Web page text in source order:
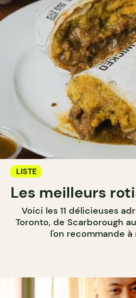
LISTE
Les meilleurs
Voici les 11 délicieuses
Toronto, de Scarborough
l'on recommande à